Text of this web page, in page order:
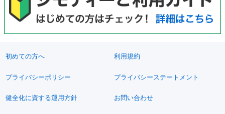
初めての方へ 利用規約
プライバシーポリシー プライバシーステートメント
健全化に資する運用方針 お問い合わせ